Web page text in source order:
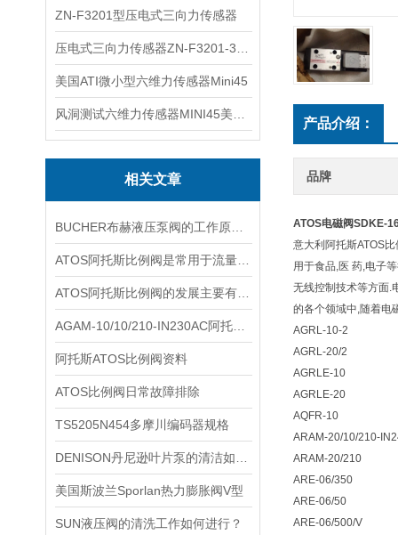
ZN-F3201型压电式三向力传感器
美国ATI微小型六维力传感器Mini45
相关文章
阿托斯ATOS比例阀资料
ATOS比例阀日常故障排除
TS5205N454多摩川编码器规格
美国斯波兰Sporlan热力膨胀阀V型
SUN液压阀的清洗工作如何进行？
产品介绍：
品牌
ATOS电磁阀SDKE-
意大利阿托斯ATOS
用于食品,医 药,电子
无线控制技术等方面.
的各个领域中,随着电
AGRL-10-2
AGRL-20/2
AGRLE-10
AGRLE-20
AQFR-10
ARAM-20/10/210-
ARAM-20/210
ARE-06/350
ARE-06/50
ARE-06/500/V